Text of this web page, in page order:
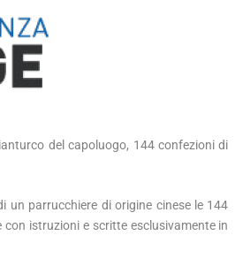
del capoluogo, 144 confezioni di
un parrucchiere di origine cinese le 144
istruzioni e scritte esclusivamente in